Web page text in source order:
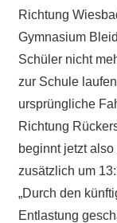
Richtung
Gymnasium
Schüler nicht
zur Schule
ursprüngliche
Richtung
beginnt jetzt
zusätzlich um
„Durch den
Entlastung